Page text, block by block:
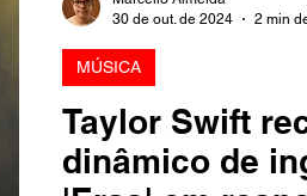
Taylor Swift
dinâmico de
MÚSICA
30 de out. de 2024
2 min